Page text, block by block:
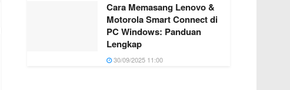
Cara Memasang Lenovo &
Motorola Smart Connect di
PC Windows: Panduan
Lengkap
30/09/2025 11:00